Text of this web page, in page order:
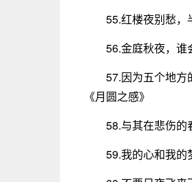
55.红楼夜别愁
56.金庭秋夜，
57.因为五个地
《月圆之感》
58.与其在悲伤
59.我的心和我